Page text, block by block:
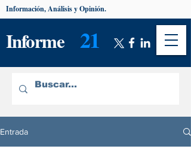
Informe 21
Información, Análisis y Opinión.
Entrada